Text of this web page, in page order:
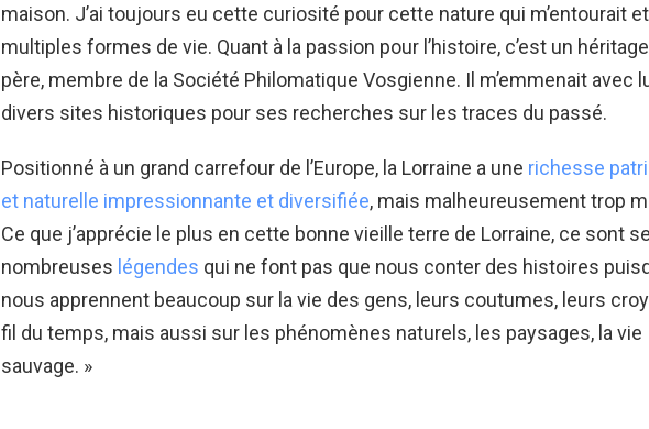
maison. J’ai toujours eu cette curiosité pour cette nature qui m’entourait
multiples formes de vie. Quant à la passion pour l’histoire, c’est un
père, membre de la Société Philomatique Vosgienne. Il m’emmenait avec
divers sites historiques pour ses recherches sur les traces du passé.
Positionné à un grand carrefour de l’Europe, la Lorraine a une richesse
et naturelle impressionnante et diversifiée, mais malheureusement trop
Ce que j’apprécie le plus en cette bonne vieille terre de Lorraine, ce sont
nombreuses légendes qui ne font pas que nous conter des histoires
nous apprennent beaucoup sur la vie des gens, leurs coutumes, leurs
fil du temps, mais aussi sur les phénomènes naturels, les paysages, la vie
sauvage. »